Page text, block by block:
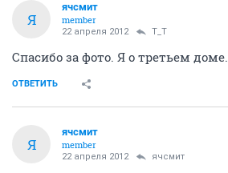
Я
ячсмит
member
22 апреля 2012 T_T
Спасибо за фото. Я о третьем доме.
ОТВЕТИТЬ
Я
ячсмит
member
22 апреля 2012 ячсмит